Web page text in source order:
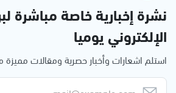
نشرة إخبارية خاصة مباشرة
الإلكتروني يوميا
استلم اشعارات وأخبار حصرية ومقالات